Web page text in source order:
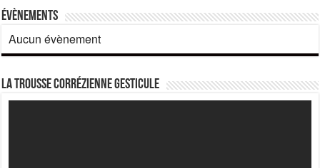
Évènements
Aucun évènement
La Trousse corrézienne gesticule